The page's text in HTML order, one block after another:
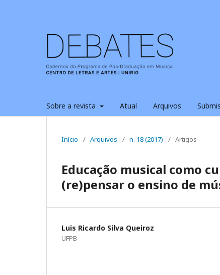
Sobre a revista Atual Arquivos
Início / Arquivos / n. 18 (2017) / Artigos
Educação musical como
(re)pensar o ensino de
Luis Ricardo Silva Queiroz
UFPB